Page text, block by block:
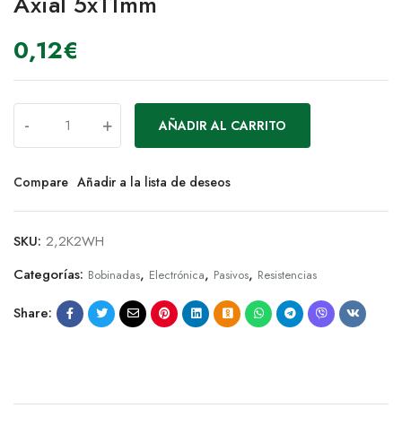
0,12€
- + AÑADIR AL CARRITO
Compare Añadir a la lista de deseos
SKU: 2,2K2WH
Categorías: Bobinadas, Electrónica, Pasivos, Resistencias
Share: